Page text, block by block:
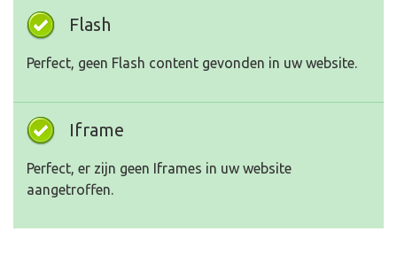
Flash
Perfect, geen Flash content gevonden in uw website.
Iframe
Perfect, er zijn geen Iframes in uw website
aangetroffen.